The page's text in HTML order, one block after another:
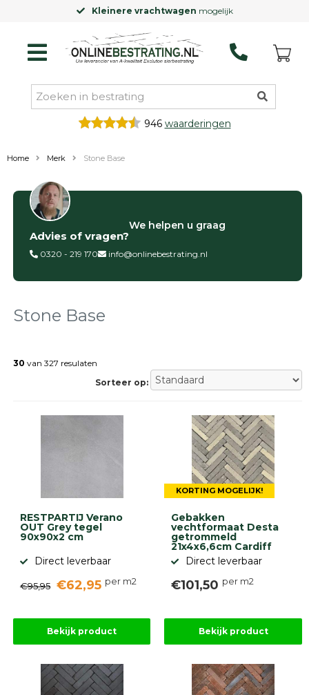
Kleinere vrachtwagen mogelijk
946 waarderingen
Home Merk Stone Base
Categorieën
Siertegels
Betontegels
tegels
Buitentegels
Wildverband
bestrating
Straatklinkers
Opsluitbanden
Advies of vragen?
We helpen u graag
0320 - 219 170 info@onlinebestrating.nl
Stone Base
30 van 327 resulaten
Sorteer op:
RESTPARTIJ Verano
OUT Grey tegel
90x90x2 cm
Direct leverbaar
€95,95 €62,95 per m2
Bekijk product
KORTING MOGELIJK!
Gebakken
vechtformaat Desta
getrommeld
21x4x6,6cm Cardiff
Direct leverbaar
€101,50 per m2
Bekijk product